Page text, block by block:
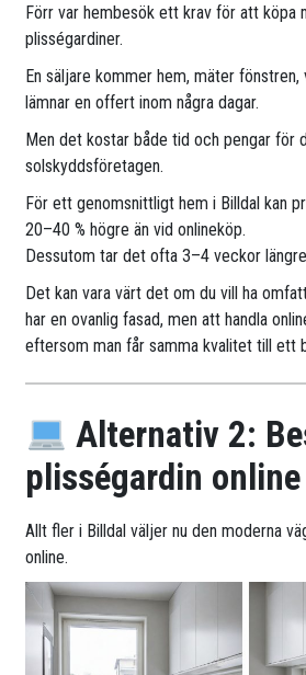
Förr var hembesök ett krav för att köpa
plisségardiner.
En säljare kommer hem, mäter
lämnar en offert inom några dagar.
Men det kostar både tid och pengar för
solskyddsföretagen.
För ett genomsnittligt hem i Billdal kan
20–40 % högre än vid onlineköp.
Dessutom tar det ofta 3–4 veckor
Det kan vara värt det om du vill ha
har en ovanlig fasad, men att handla
eftersom man får samma kvalitet till ett
Alternativ 2:
plisségardin online
Allt fler i Billdal väljer nu den moderna
online.